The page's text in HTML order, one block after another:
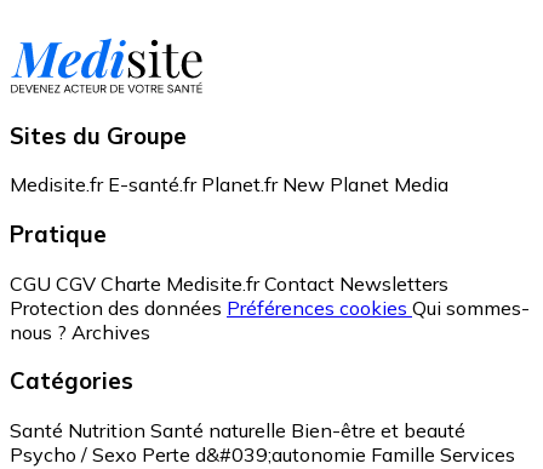
Sites du Groupe
Medisite.fr E-santé.fr Planet.fr New Planet Media
Pratique
CGU CGV Charte Medisite.fr Contact Newsletters
Protection des données Préférences cookies Qui sommes-
nous ? Archives
Catégories
Santé Nutrition Santé naturelle Bien-être et beauté
Psycho / Sexo Perte d&#039;autonomie Famille Services